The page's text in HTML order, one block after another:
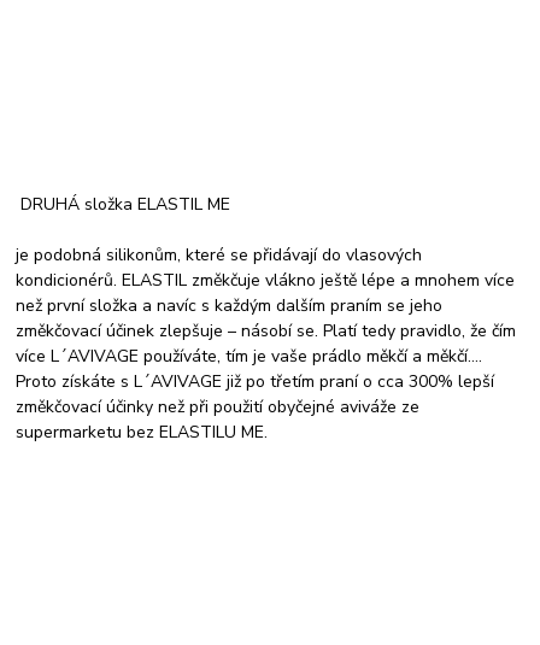
DRUHÁ složka ELASTIL ME
je podobná silikonům, které se přidávají do vlasových
kondicionérů. ELASTIL změkčuje vlákno ještě lépe a mnohem více
než první složka a navíc s každým dalším praním se jeho
změkčovací účinek zlepšuje – násobí se. Platí tedy pravidlo, že čím
více L´AVIVAGE používáte, tím je vaše prádlo měkčí a měkčí….
Proto získáte s L´AVIVAGE již po třetím praní o cca 300% lepší
změkčovací účinky než při použití obyčejné aviváže ze
supermarketu bez ELASTILU ME.